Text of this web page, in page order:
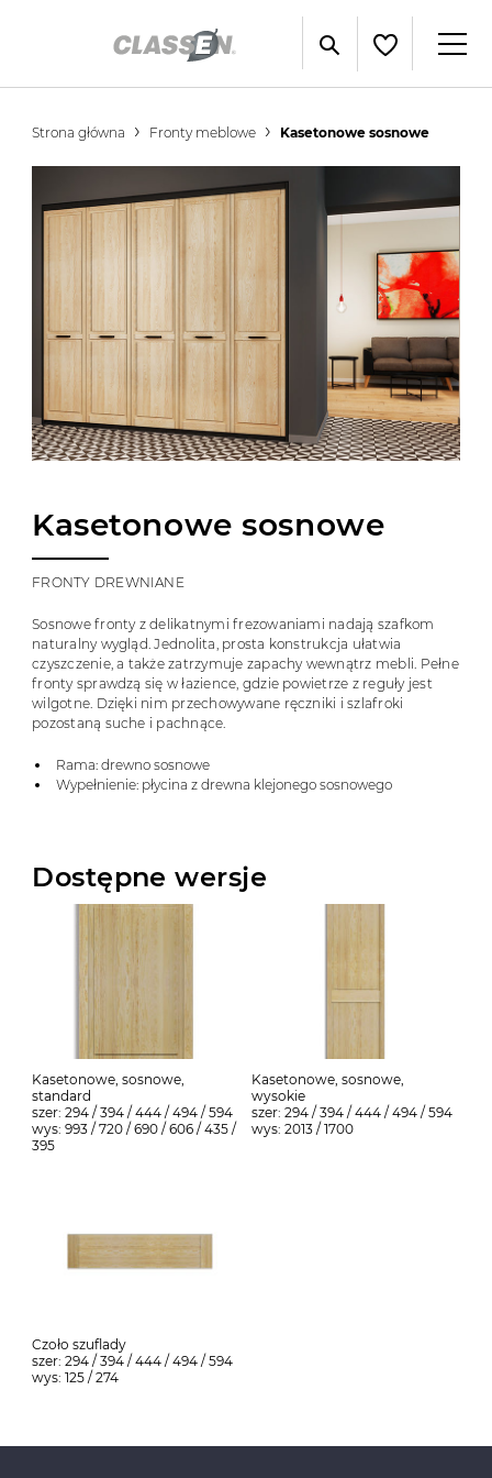
Strona główna Fronty meblowe Kasetonowe sosnowe
Kasetonowe sosnowe
FRONTY DREWNIANE
Sosnowe fronty z delikatnymi frezowaniami nadają szafkom
naturalny wygląd. Jednolita, prosta konstrukcja ułatwia
czyszczenie, a także zatrzymuje zapachy wewnątrz mebli. Pełne
fronty sprawdzą się w łazience, gdzie powietrze z reguły jest
wilgotne. Dzięki nim przechowywane ręczniki i szlafroki
pozostaną suche i pachnące.
Rama: drewno sosnowe
Wypełnienie: płycina z drewna klejonego sosnowego
Dostępne wersje
Kasetonowe, sosnowe,
standard
szer: 294 / 394 / 444 / 494 / 594
wys: 993 / 720 / 690 / 606 / 435 /
395
Kasetonowe, sosnowe,
wysokie
szer: 294 / 394 / 444 / 494 / 594
wys: 2013 / 1700
Czoło szuflady
szer: 294 / 394 / 444 / 494 / 594
wys: 125 / 274